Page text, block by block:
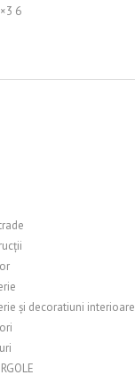
6
și decoratiuni interioare